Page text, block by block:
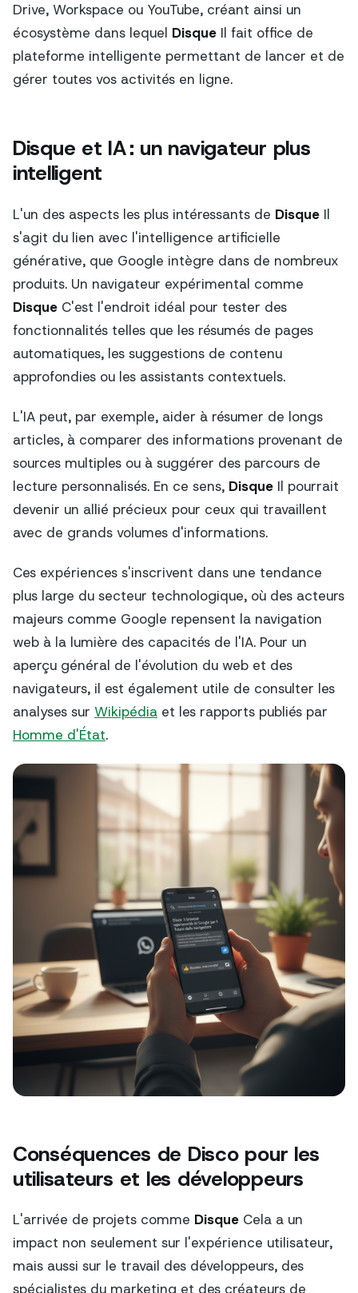
Drive, Workspace ou YouTube, créant ainsi un
écosystème dans lequel Disque Il fait office de
plateforme intelligente permettant de lancer et de
gérer toutes vos activités en ligne.
Disque et IA : un navigateur plus
intelligent
L'un des aspects les plus intéressants de Disque Il
s'agit du lien avec l'intelligence artificielle
générative, que Google intègre dans de nombreux
produits. Un navigateur expérimental comme
Disque C'est l'endroit idéal pour tester des
fonctionnalités telles que les résumés de pages
automatiques, les suggestions de contenu
approfondies ou les assistants contextuels.
L'IA peut, par exemple, aider à résumer de longs
articles, à comparer des informations provenant de
sources multiples ou à suggérer des parcours de
lecture personnalisés. En ce sens, Disque Il pourrait
devenir un allié précieux pour ceux qui travaillent
avec de grands volumes d'informations.
Ces expériences s'inscrivent dans une tendance
plus large du secteur technologique, où des acteurs
majeurs comme Google repensent la navigation
web à la lumière des capacités de l'IA. Pour un
aperçu général de l'évolution du web et des
navigateurs, il est également utile de consulter les
analyses sur Wikipédia et les rapports publiés par
Homme d'État.
Conséquences de Disco pour les
utilisateurs et les développeurs
L'arrivée de projets comme Disque Cela a un
impact non seulement sur l'expérience utilisateur,
mais aussi sur le travail des développeurs, des
spécialistes du marketing et des créateurs de